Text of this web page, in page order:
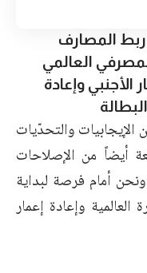
ربط المصارف
العالمي
وإعادة
والتحدّيات
أيضاً من الإصلاحات
أمام فرصة لبداية
وإعادة إعمار